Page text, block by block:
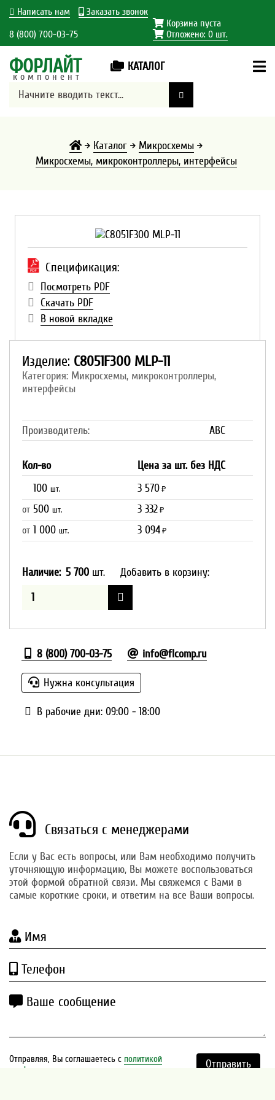
Написать нам Заказать звонок
8 (800) 700-03-75
Корзина пуста
Отложено: 0шт.
ФОРЛАЙТ
компонент
КАТАЛОГ
Каталог
Микросхемы
Микросхемы, микроконтроллеры, интерфейсы
Спецификация:
Посмотреть PDF
Скачать PDF
В новой вкладке
Изделие: C8051F300 MLP-11
Категория: Микросхемы, микроконтроллеры,
интерфейсы
Производитель: ABC
Кол-во
Цена за шт. без НДС
100 шт. 3 570 ₽
от 500 шт. 3 332 ₽
от 1 000 шт. 3 094 ₽
Наличие: 5 700 шт. Добавить в корзину:
8 (800) 700-03-75 info@flcomp.ru
Нужна консультация
В рабочие дни: 09:00 - 18:00
Связаться с менеджерами
Если у Вас есть вопросы, или Вам необходимо получить
уточняющую информацию, Вы можете воспользоваться
этой формой обратной связи. Мы свяжемся с Вами в
самые короткие сроки, и ответим на все Ваши вопросы.
Имя
Телефон
Ваше сообщение
Отправляя, Вы соглашаетесь с политикой
конфиденциальности
Отправить